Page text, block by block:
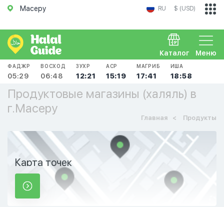
Масеру RU $ (USD)
Меню
Каталог
ФАДЖР
05:29
ВОСХОД
06:48
ЗУХР
12:21
АСР
15:19
МАГРИБ
17:41
ИША
18:58
Продуктовые магазины (халяль) в
г.Масеру
Главная Продукты
Карта точек